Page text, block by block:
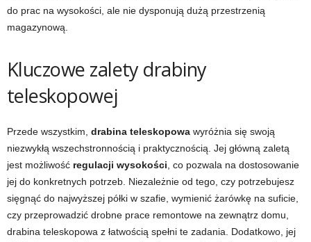
do prac na wysokości, ale nie dysponują dużą przestrzenią
magazynową.
Kluczowe zalety drabiny
teleskopowej
Przede wszystkim, drabina teleskopowa wyróżnia się swoją
niezwykłą wszechstronnością i praktycznością. Jej główną zaletą
jest możliwość regulacji wysokości , co pozwala na dostosowanie
jej do konkretnych potrzeb. Niezależnie od tego, czy potrzebujesz
sięgnąć do najwyższej półki w szafie, wymienić żarówkę na suficie,
czy przeprowadzić drobne prace remontowe na zewnątrz domu,
drabina teleskopowa z łatwością spełni te zadania. Dodatkowo, jej